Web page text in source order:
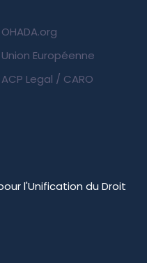
OHADA.org
Union Européenne
ACP Legal / CARO
l'Unification du Droit